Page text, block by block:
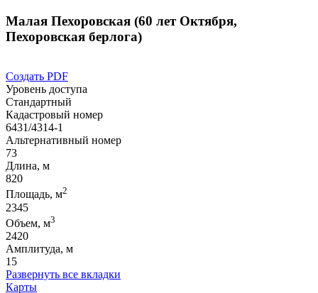
Малая Пехоровская (60 лет Октября,
Пехоровская берлога)
Создать PDF
Уровень доступа
Стандартный
Кадастровый номер
6431/4314-1
Альтернативный номер
73
Длина, м
820
Площадь, м2
2345
Объем, м3
2420
Амплитуда, м
15
Развернуть все вкладки
Карты